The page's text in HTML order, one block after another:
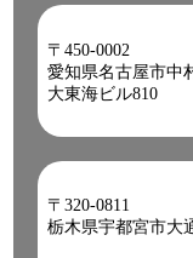
〒450-0002
愛知県名古屋市中
大東海ビル810
〒320-0811
栃木県宇都宮市大